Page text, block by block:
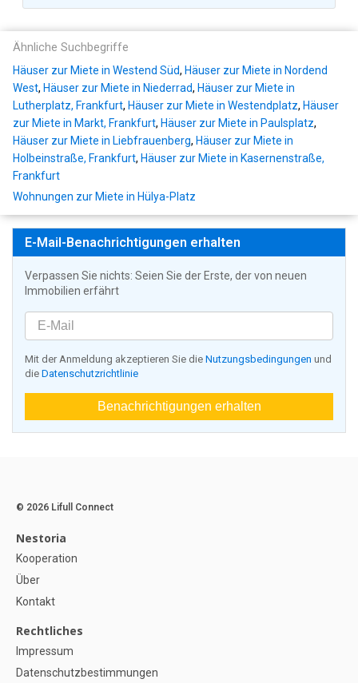
Ähnliche Suchbegriffe
Häuser zur Miete in Westend Süd, Häuser zur Miete in Nordend
West, Häuser zur Miete in Niederrad, Häuser zur Miete in
Lutherplatz, Frankfurt, Häuser zur Miete in Westendplatz, Häuser
zur Miete in Markt, Frankfurt, Häuser zur Miete in Paulsplatz,
Häuser zur Miete in Liebfrauenberg, Häuser zur Miete in
Holbeinstraße, Frankfurt, Häuser zur Miete in Kasernenstraße,
Frankfurt
Wohnungen zur Miete in Hülya-Platz
E-Mail-Benachrichtigungen erhalten
Verpassen Sie nichts: Seien Sie der Erste, der von neuen
Immobilien erfährt
Mit der Anmeldung akzeptieren Sie die Nutzungsbedingungen und
die Datenschutzrichtlinie
Benachrichtigungen erhalten
© 2026 Lifull Connect
Nestoria
Kooperation
Über
Kontakt
Rechtliches
Impressum
Datenschutzbestimmungen